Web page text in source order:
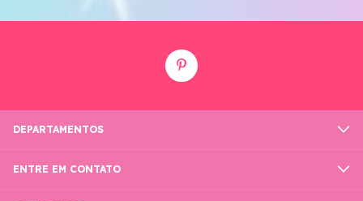
DEPARTAMENTOS
ENTRE EM CONTATO